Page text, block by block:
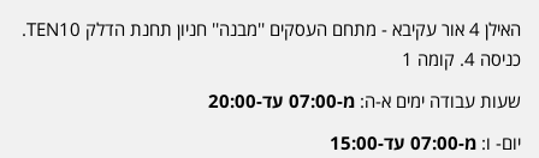
האילן 4 אור עקיבא - מתחם העסקים ''מבנה'' חניון תחנת הדלק TEN10.
כניסה 4. קומה 1
שעות עבודה ימים א-ה: מ-07:00 עד-20:00
יום- ו: מ-07:00 עד-15:00